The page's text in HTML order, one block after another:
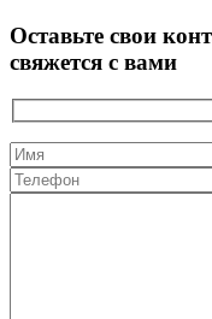
Оставьте свои
свяжется с вами